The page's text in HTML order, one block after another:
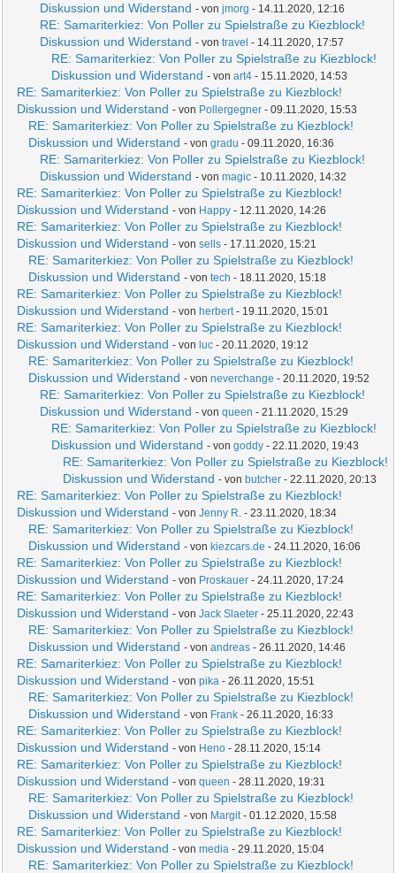
Diskussion und Widerstand - vonjmorg - 14.11.2020, 12:16
RE: Samariterkiez: Von Poller zu Spielstraße zu Kiezblock!
Diskussion und Widerstand - vontravel - 14.11.2020, 17:57
RE: Samariterkiez: Von Poller zu Spielstraße zu Kiezblock!
Diskussion und Widerstand - vonart4 - 15.11.2020, 14:53
RE: Samariterkiez: Von Poller zu Spielstraße zu Kiezblock!
Diskussion und Widerstand - von Pollergegner - 09.11.2020, 15:53
RE: Samariterkiez: Von Poller zu Spielstraße zu Kiezblock!
Diskussion und Widerstand - vongradu - 09.11.2020, 16:36
RE: Samariterkiez: Von Poller zu Spielstraße zu Kiezblock!
Diskussion und Widerstand - vonmagic - 10.11.2020, 14:32
RE: Samariterkiez: Von Poller zu Spielstraße zu Kiezblock!
Diskussion und Widerstand - von Happy - 12.11.2020, 14:26
RE: Samariterkiez: Von Poller zu Spielstraße zu Kiezblock!
Diskussion und Widerstand - vonsells - 17.11.2020, 15:21
RE: Samariterkiez: Von Poller zu Spielstraße zu Kiezblock!
Diskussion und Widerstand - vontech - 18.11.2020, 15:18
RE: Samariterkiez: Von Poller zu Spielstraße zu Kiezblock!
Diskussion und Widerstand - von herbert- 19.11.2020, 15:01
RE: Samariterkiez: Von Poller zu Spielstraße zu Kiezblock!
Diskussion und Widerstand - von luc - 20.11.2020, 19:12
RE: Samariterkiez: Von Poller zu Spielstraße zu Kiezblock!
Diskussion und Widerstand - vonneverchange - 20.11.2020, 19:52
RE: Samariterkiez: Von Poller zu Spielstraße zu Kiezblock!
Diskussion und Widerstand - vonqueen - 21.11.2020, 15:29
RE: Samariterkiez: Von Poller zu Spielstraße zu Kiezblock!
Diskussion und Widerstand - vongoddy - 22.11.2020, 19:43
RE: Samariterkiez: Von Poller zu Spielstraße zu Kiezblock!
Diskussion und Widerstand - von butcher - 22.11.2020, 20:13
RE: Samariterkiez: Von Poller zu Spielstraße zu Kiezblock!
Diskussion und Widerstand - vonJenny R. - 23.11.2020, 18:34
RE: Samariterkiez: Von Poller zu Spielstraße zu Kiezblock!
Diskussion und Widerstand - von kiezcars.de - 24.11.2020, 16:06
RE: Samariterkiez: Von Poller zu Spielstraße zu Kiezblock!
Diskussion und Widerstand - von Proskauer - 24.11.2020, 17:24
RE: Samariterkiez: Von Poller zu Spielstraße zu Kiezblock!
Diskussion und Widerstand - vonJack Slaeter - 25.11.2020, 22:43
RE: Samariterkiez: Von Poller zu Spielstraße zu Kiezblock!
Diskussion und Widerstand - vonandreas - 26.11.2020, 14:46
RE: Samariterkiez: Von Poller zu Spielstraße zu Kiezblock!
Diskussion und Widerstand - vonpika - 26.11.2020, 15:51
RE: Samariterkiez: Von Poller zu Spielstraße zu Kiezblock!
Diskussion und Widerstand - von Frank - 26.11.2020, 16:33
RE: Samariterkiez: Von Poller zu Spielstraße zu Kiezblock!
Diskussion und Widerstand - von Heno - 28.11.2020, 15:14
RE: Samariterkiez: Von Poller zu Spielstraße zu Kiezblock!
Diskussion und Widerstand - vonqueen - 28.11.2020, 19:31
RE: Samariterkiez: Von Poller zu Spielstraße zu Kiezblock!
Diskussion und Widerstand - von Margit- 01.12.2020, 15:58
RE: Samariterkiez: Von Poller zu Spielstraße zu Kiezblock!
Diskussion und Widerstand - vonmedia - 29.11.2020, 15:04
RE: Samariterkiez: Von Poller zu Spielstraße zu Kiezblock!